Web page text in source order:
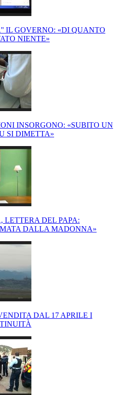
IL GOVERNO: «DI QUANTO
NIENTE»
INSORGONO: «SUBITO UN
SI DIMETTA»
DEL PAPA:
DALLA MADONNA»
DAL 17 APRILE I